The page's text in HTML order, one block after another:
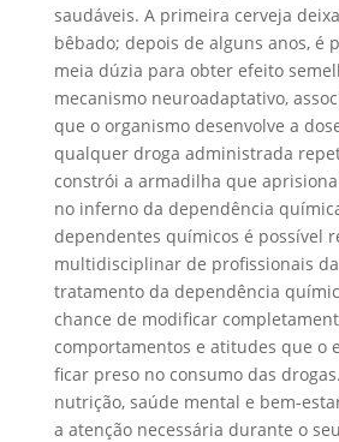
saudáveis. A primeira cerveja
bêbado; depois de alguns anos, é
meia dúzia para obter efeito
mecanismo neuroadaptativo,
que o organismo desenvolve a
qualquer droga administrada
constrói a armadilha que
no inferno da dependência
dependentes químicos é possível
multidisciplinar de profissionais
tratamento da dependência
chance de modificar
comportamentos e atitudes que o
ficar preso no consumo das
nutrição, saúde mental e bem-
a atenção necessária durante o